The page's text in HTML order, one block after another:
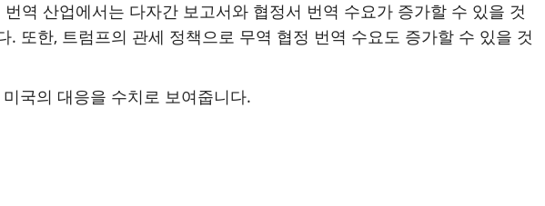
역 산업에서는 다자간 보고서와 협정서 번역 수요가 증가할 수 있을 것
. 또한, 트럼프의 관세 정책으로 무역 협정 번역 수요도 증가할 수 있을 것
국의 대응을 수치로 보여줍니다.